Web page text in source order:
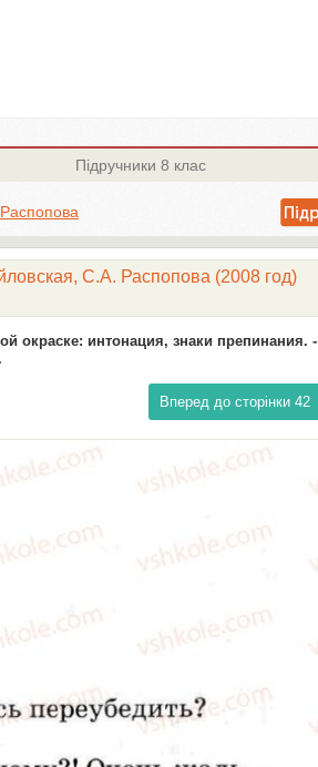
Підручники 8 клас
С.А. Распопова (2008 год)
окраске: интонация, знаки препинания. -
Вперед до сторінки 42